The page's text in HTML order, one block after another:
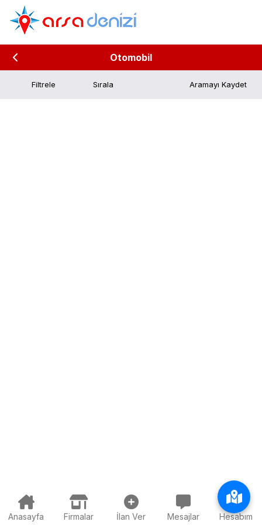
Otomobil
Filtrele Aramayı Kaydet
Anasayfa Firmalar İlan Ver Mesajlar Hesabım